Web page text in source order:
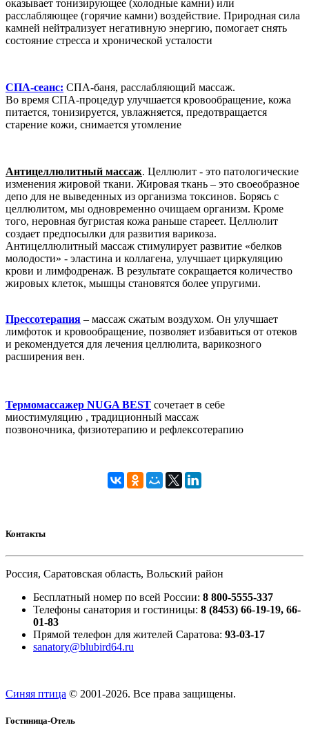
оказывает тонизирующее (холодные камни) или
расслабляющее (горячие камни) воздействие. Природная сила
камней нейтрализует негативную энергию, помогает снять
состояние стресса и хронической усталости
СПА-сеанс: СПА-баня, расслабляющий массаж.
Во время СПА-процедур улучшается кровообращение, кожа
питается, тонизируется, увлажняется, предотвращается
старение кожи, снимается утомление
Антицеллюлитный массаж. Целлюлит - это патологические
изменения жировой ткани. Жировая ткань – это своеобразное
депо для не выведенных из организма токсинов. Борясь с
целлюлитом, мы одновременно очищаем организм. Кроме
того, неровная бугристая кожа раньше стареет. Целлюлит
создает предпосылки для развития варикоза.
Антицеллюлитный массаж стимулирует развитие «белков
молодости» - эластина и коллагена, улучшает циркуляцию
крови и лимфодренаж. В результате сокращается количество
жировых клеток, мышцы становятся более упругими.
Прессотерапия – массаж сжатым воздухом. Он улучшает
лимфоток и кровообращение, позволяет избавиться от отеков
и рекомендуется для лечения целлюлита, варикозного
расширения вен.
Термомассажер NUGA BEST сочетает в себе
миостимуляцию , традиционный массаж
позвоночника, физиотерапию и рефлексотерапию
Контакты
Россия, Саратовская область, Вольский район
Бесплатный номер по всей России: 8 800-5555-337
Телефоны санатория и гостиницы: 8 (8453) 66-19-19, 66-
01-83
Прямой телефон для жителей Саратова: 93-03-17
sanatory@blubird64.ru
Синяя птица © 2001-2026. Все права защищены.
Гостиница-Отель